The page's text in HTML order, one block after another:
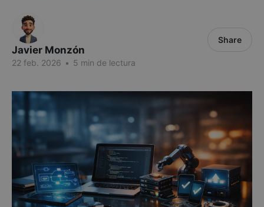
Javier Monzón
22 feb. 2026 • 5 min de lectura
Share